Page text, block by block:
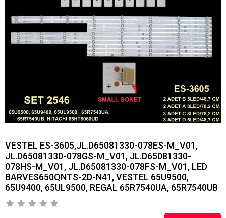
VESTEL ES-3605,JL.D65081330-078ES-M_V01,
JL.D65081330-078GS-M_V01, JL.D65081330-
078HS-M_V01, JL.D65081330-078FS-M_V01, LED
BARVES650QNTS-2D-N41, VESTEL 65U9500,
65U9400, 65UL9500, REGAL 65R7540UA, 65R7540UB